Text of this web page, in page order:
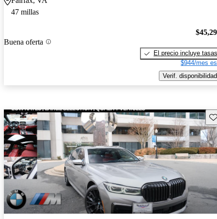
47 millas
Buena oferta
El precio incluye tasas
$944/mes
Verif. disponibilidad